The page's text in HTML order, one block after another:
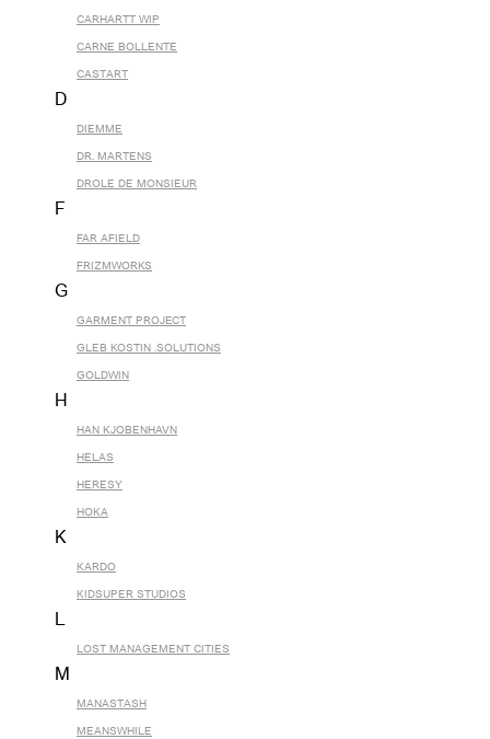
CARHARTT WIP
CARNE BOLLENTE
CASTART
D
DIEMME
DR. MARTENS
DROLE DE MONSIEUR
F
FAR AFIELD
FRIZMWORKS
G
GARMENT PROJECT
GLEB KOSTIN .SOLUTIONS
GOLDWIN
H
HAN KJOBENHAVN
HELAS
HERESY
HOKA
K
KARDO
KIDSUPER STUDIOS
L
LOST MANAGEMENT CITIES
M
MANASTASH
MEANSWHILE